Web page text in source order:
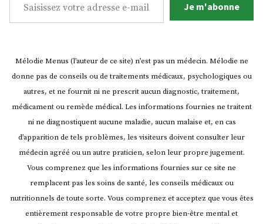
Je m'abonne
Mélodie Menus (l’auteur de ce site) n’est pas un médecin. Mélodie ne
donne pas de conseils ou de traitements médicaux, psychologiques ou
autres, et ne fournit ni ne prescrit aucun diagnostic, traitement,
médicament ou remède médical. Les informations fournies ne traitent
ni ne diagnostiquent aucune maladie, aucun malaise et, en cas
d’apparition de tels problèmes, les visiteurs doivent consulter leur
médecin agréé ou un autre praticien, selon leur propre jugement.
Vous comprenez que les informations fournies sur ce site ne
remplacent pas les soins de santé, les conseils médicaux ou
nutritionnels de toute sorte. Vous comprenez et acceptez que vous êtes
entièrement responsable de votre propre bien-être mental et